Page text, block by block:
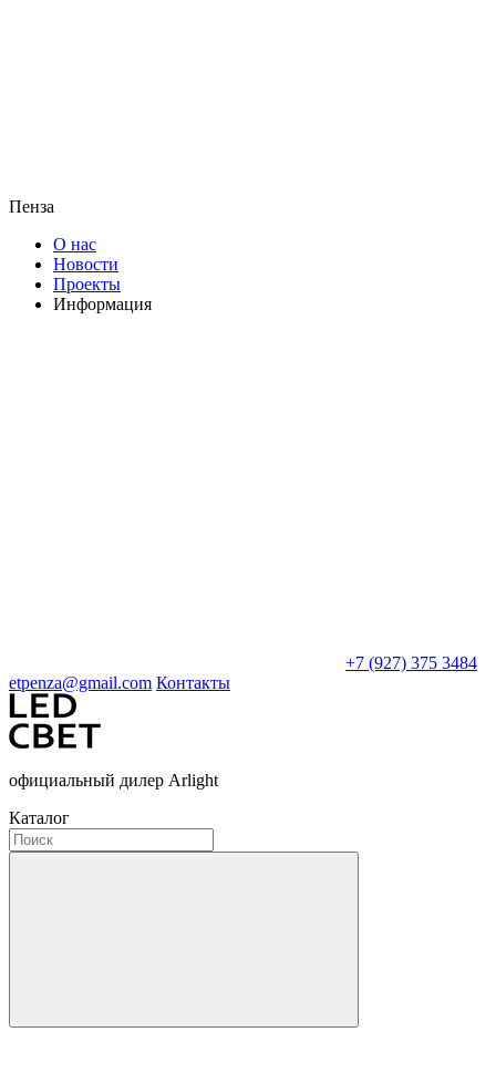
Пенза
О нас
Новости
Проекты
Информация
+7 (927) 375 3484
etpenza@gmail.com Контакты
официальный дилер Arlight
Каталог